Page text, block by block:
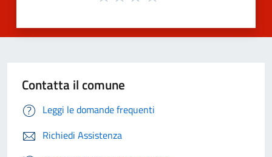
Contatta il comune
Leggi le domande frequenti
Richiedi Assistenza